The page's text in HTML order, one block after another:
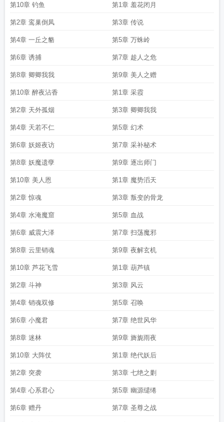
第10章 钓鱼 第1章 羞花闭月
第2章 鸾巢倒凤 第3章 传说
第4章 一丘之貉 第5章 万蛛岭
第6章 诱捕 第7章 趁人之危
第8章 卿卿我我 第9章 美人之赠
第10章 醉夜沾香 第1章 采霞
第2章 天外孤烟 第3章 卿卿我我
第4章 天若不仁 第5章 幻术
第6章 妖姬夜访 第7章 采补秘术
第8章 妖魔遗孽 第9章 逐出师门
第10章 美人恩 第1章 魔势滔天
第2章 惊魂 第3章 叛变的骨龙
第4章 水淹魔窟 第5章 血战
第6章 威震大泽 第7章 扫荡魔邪
第8章 云里销魂 第9章 夜解玄机
第10章 芦花飞雪 第1章 葫芦镇
第2章 斗神 第3章 风云
第4章 销魂双修 第5章 召唤
第6章 小魔君 第7章 绝世风华
第8章 迷林 第9章 旖旎雨夜
第10章 大阵仗 第1章 绝代妖后
第2章 突袭 第3章 七绝之剿
第4章 心系君心 第5章 幽源缱绻
第6章 赠丹 第7章 圣尊之战